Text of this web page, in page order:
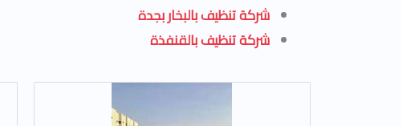
شركة تنظيف بالبخار بجدة
شركة تنظيف بالقنفذة